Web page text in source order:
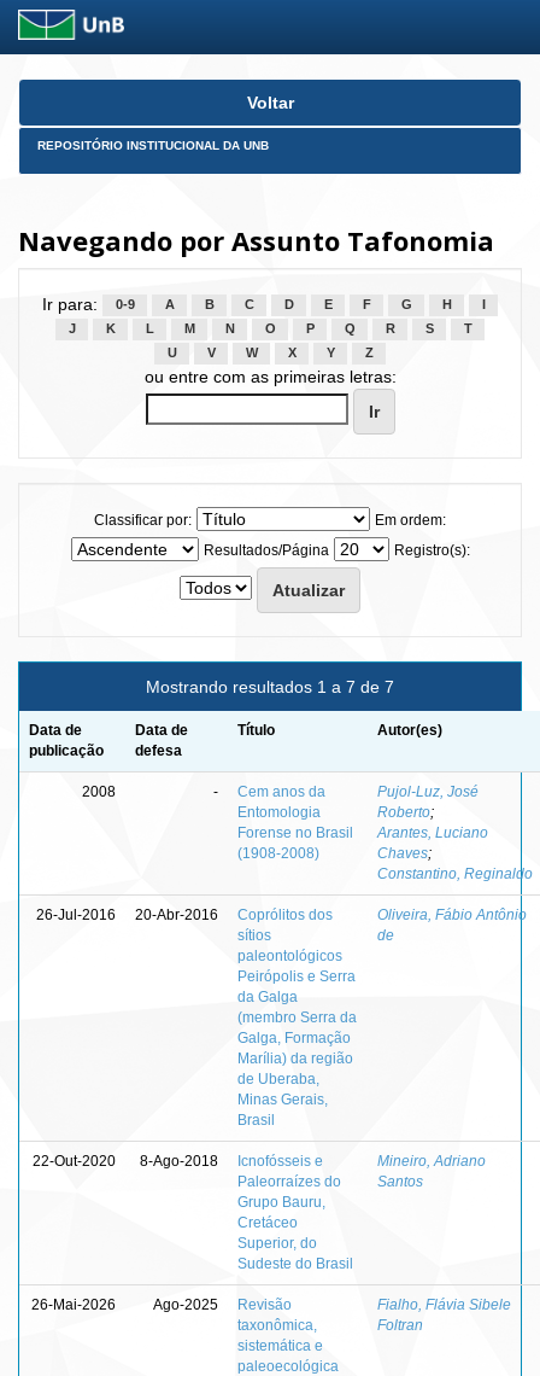
Skip
Voltar
REPOSITÓRIO INSTITUCIONAL DA UNB
Navegando por Assunto Tafonomia
Ir para: 0-9 A B C D E F G H
J
K L M N O P Q R S
T
U
V W X Y Z
ou entre com as primeiras letras:
Classificar por:
Em ordem:
Resultados/Página
Registro(s):
Mostrando resultados 1 a 7 de 7
Data de
publicação
Data de
defesa
Título Autor(es)
2008 -
Cem anos da
Entomologia
Forense no Brasil
(1908-2008)
Pujol-Luz, José
Roberto;
Arantes, Luciano
Chaves;
Constantino, Reginaldo
26-Jul-2016 20-Abr-2016
Coprólitos dos
sítios
paleontológicos
Peirópolis e Serra
da Galga
(membro Serra da
Galga, Formação
Marília) da região
de Uberaba,
Minas Gerais,
Brasil
Oliveira, Fábio Antônio
de
22-Out-2020 8-Ago-2018
Icnofósseis e
Paleorraízes do
Grupo Bauru,
Cretáceo
Superior, do
Sudeste do Brasil
Mineiro, Adriano
Santos
26-Mai-2026 Ago-2025
Revisão
taxonômica,
sistemática e
paleoecológica
Fialho, Flávia Sibele
Foltran